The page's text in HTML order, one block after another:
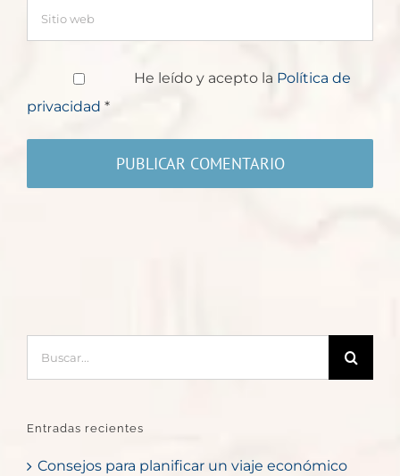
He leído y acepto la Política de
privacidad *
Entradas recientes
Consejos para planificar un viaje económico